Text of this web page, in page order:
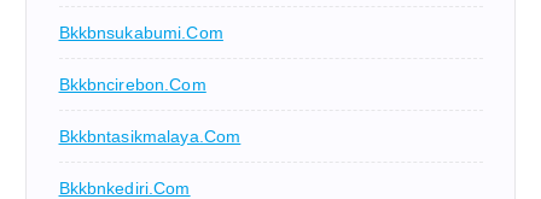
Bkkbnsukabumi.com
Bkkbncirebon.com
Bkkbntasikmalaya.com
Bkkbnkediri.com